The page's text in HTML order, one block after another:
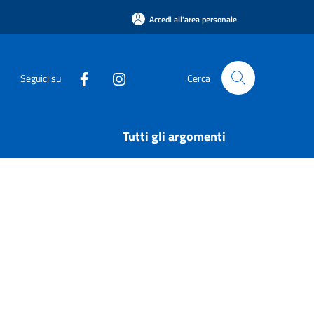
Accedi all'area personale
Seguici su Cerca
Tutti gli argomenti